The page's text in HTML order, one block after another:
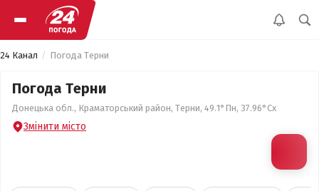
24 Канал Погода Терни
Погода Терни
Донецька обл., Краматорський район, Терни, 49.1°Пн, 37.96°Сх
Змінити місто